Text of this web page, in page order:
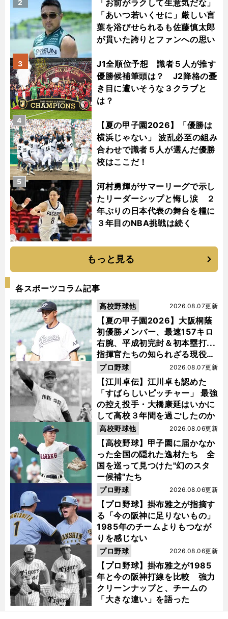
「お前がラクして生意気だな」
「あいつ若いくせに」厳しい言
葉を浴びせられるも佐藤慎太郎
が貫いた誇りとファンへの思い
2
J1全順位予想 識者５人が推す
優勝候補筆頭は？ J2降格の憂
き目に遭いそうな３クラブと
は？
3
【夏の甲子園2026】「優勝は
横浜じゃない」 波乱必至の組み
合わせで識者５人が選んだ優勝
校はここだ！
4
河村勇輝がサマーリーグで示し
たリーダーシップと悔し涙 ２
年ぶりの日本代表の舞台を糧に
３年目のNBA挑戦は続く
5
もっと見る
各スポーツコラム記事
【夏の甲子園2026】大阪桐蔭
初優勝メンバー、最速157キロ
右腕、平成初完封＆初本塁打...
指揮官たちの知られざる現役時
代
2026.08.07更新
高校野球他
【江川卓伝】江川卓も認めた
「すばらしいピッチャー」 最強
の控え投手・大橋康延はいかに
して高校３年間を過ごしたのか
2026.08.07更新
プロ野球
【高校野球】甲子園に届かなか
った全国の隠れた逸材たち 全
国を巡って見つけた"幻のスタ
ー候補"たち
2026.08.06更新
高校野球他
【プロ野球】掛布雅之が指摘す
る「今の阪神に足りないもの」
1985年のチームよりもつなが
りを感じない
2026.08.06更新
プロ野球
【プロ野球】掛布雅之が1985
年と今の阪神打線を比較 強力
クリーンナップと、チームの
「大きな違い」を語った
2026.08.06更新
プロ野球